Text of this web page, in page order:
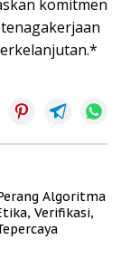
komitmen
Algoritma
Verifikasi,